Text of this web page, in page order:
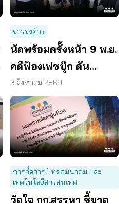
ข่าวองค์กร
นัดพร้อมครั้งหน้า 9 พ.ย.
คดีฟ้องเฟซบุ๊ก ดัน
แพลตฟอร์มร่วมรับผิด
3 สิงหาคม 2569
การสื่อสาร โทรคมนาคม และ
เทคโนโลยีสารสนเทศ
วัดใจ กก.สรรหา ชี้ขาด